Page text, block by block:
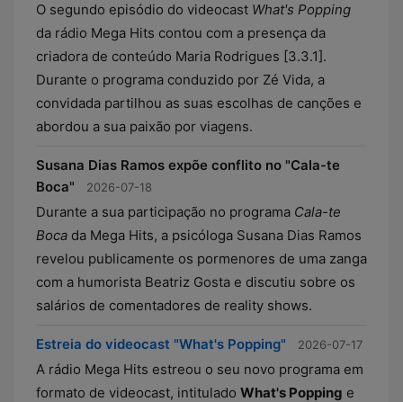
O segundo episódio do videocast What's Popping
da rádio Mega Hits contou com a presença da
criadora de conteúdo Maria Rodrigues [3.3.1].
Durante o programa conduzido por Zé Vida, a
convidada partilhou as suas escolhas de canções e
abordou a sua paixão por viagens.
Susana Dias Ramos expõe conflito no "Cala-te
Boca"
2026-07-18
Durante a sua participação no programa Cala-te
Boca da Mega Hits, a psicóloga Susana Dias Ramos
revelou publicamente os pormenores de uma zanga
com a humorista Beatriz Gosta e discutiu sobre os
salários de comentadores de reality shows.
Estreia do videocast "What's Popping" 2026-07-17
A rádio Mega Hits estreou o seu novo programa em
formato de videocast, intitulado What's Popping e